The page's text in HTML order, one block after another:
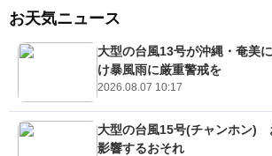
お天気ニュース
大型の台風13号が沖縄・奄美
け暴風雨に厳重警戒を
2026.08.07 10:17
大型の台風15号(チャンホン)
影響するおそれ